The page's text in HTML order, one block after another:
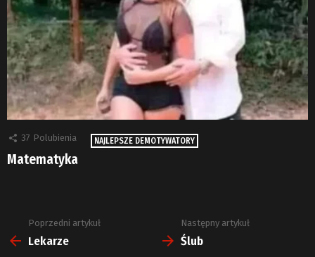
37 Polubienia NAJLEPSZE DEMOTYWATORY
Matematyka
Zobacz
więcej
Poprzedni artykuł
Lekarze
Następny artykuł
Ślub